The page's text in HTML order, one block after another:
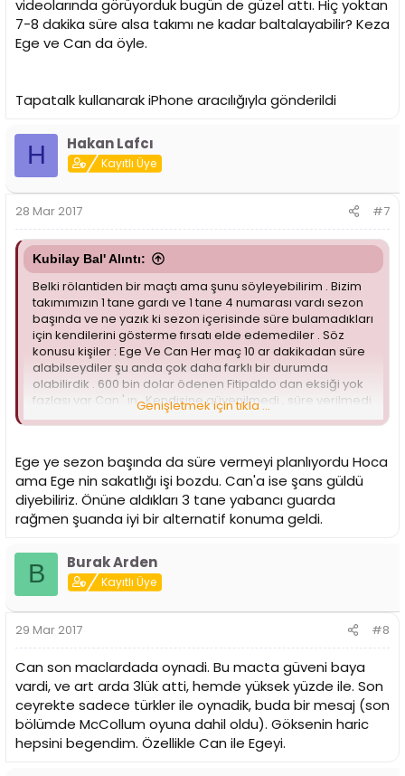
videolarında görüyorduk bugün de güzel attı. Hiç yoktan
7-8 dakika süre alsa takımı ne kadar baltalayabilir? Keza
Ege ve Can da öyle.
Tapatalk kullanarak iPhone aracılığıyla gönderildi
H Hakan Lafcı
Kayıtlı Üye
28 Mar 2017 #7
Kubilay Bal' Alıntı:
Belki rölantiden bir maçtı ama şunu söyleyebilirim . Bizim
takımımızın 1 tane gardı ve 1 tane 4 numarası vardı sezon
başında ve ne yazık ki sezon içerisinde süre bulamadıkları
için kendilerini gösterme fırsatı elde edemediler . Söz
konusu kişiler : Ege Ve Can Her maç 10 ar dakikadan süre
alabilseydiler şu anda çok daha farklı bir durumda
olabilirdik . 600 bin dolar ödenen Fitipaldo dan eksiği yok
fazlası var Can ' ın . Kendisine güvenilmedi , süre verilmedi
ama o kendini geliştirmeye devam etti , helal olsun
Genişletmek için tıkla ...
Ege ye sezon başında da süre vermeyi planlıyordu Hoca
ama Ege nin sakatlığı işi bozdu. Can'a ise şans güldü
diyebiliriz. Önüne aldıkları 3 tane yabancı guarda
rağmen şuanda iyi bir alternatif konuma geldi.
B Burak Arden
Kayıtlı Üye
29 Mar 2017 #8
Can son maclardada oynadi. Bu macta güveni baya
vardi, ve art arda 3lük atti, hemde yüksek yüzde ile. Son
ceyrekte sadece türkler ile oynadik, buda bir mesaj (son
bölümde McCollum oyuna dahil oldu). Göksenin haric
hepsini begendim. Özellikle Can ile Egeyi.